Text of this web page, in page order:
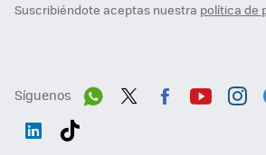
Suscribiéndote aceptas nuestra política de
Síguenos